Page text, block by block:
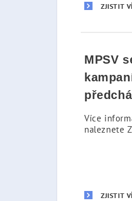
ZJISTIT
MPSV
Více
naleznete
ZJISTIT